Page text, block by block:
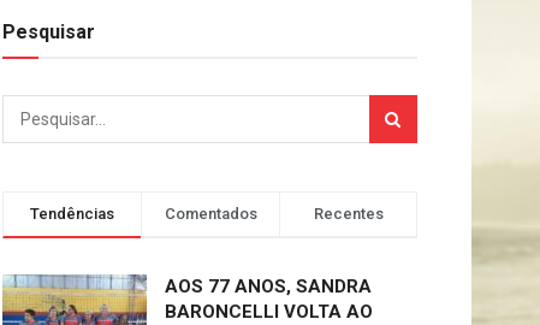
Pesquisar
Tendências Comentados Recentes
AOS 77 ANOS, SANDRA
BARONCELLI VOLTA AO